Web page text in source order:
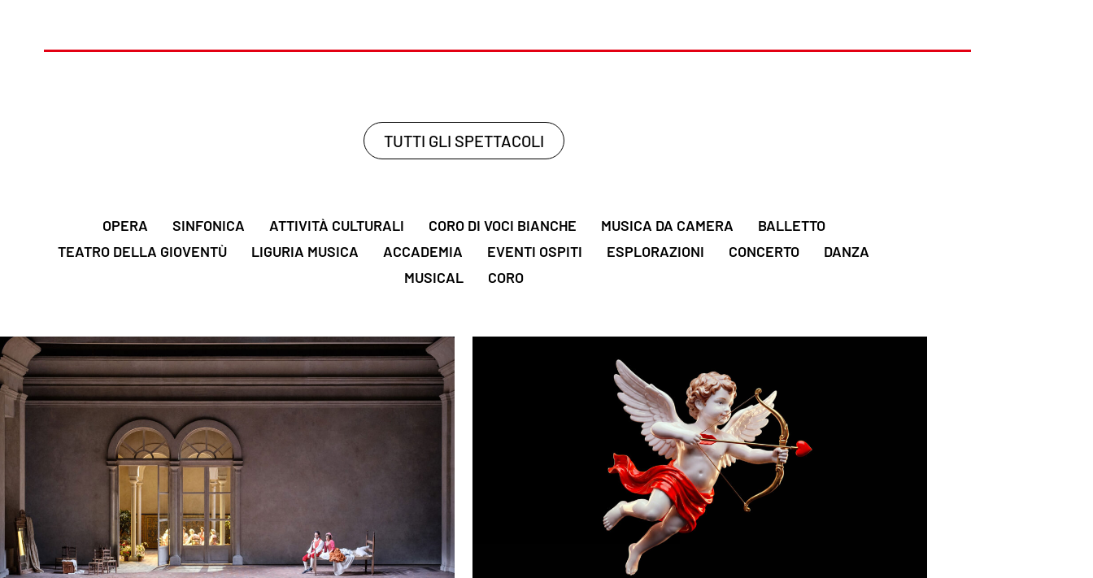
TUTTI GLI SPETTACOLI
OPERA SINFONICA ATTIVITÀ CULTURALI CORO DI VOCI BIANCHE MUSICA DA CAMERA
BALLETTO
TEATRO DELLA GIOVENTÙ
LIGURIA MUSICA ACCADEMIA EVENTI OSPITI ESPLORAZIONI CONCERTO
DANZA
MUSICAL
CORO